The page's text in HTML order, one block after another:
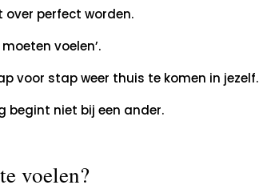
over perfect worden.
voelen’.
voor stap weer thuis te komen in jezelf.
begint niet bij een ander.
voelen?